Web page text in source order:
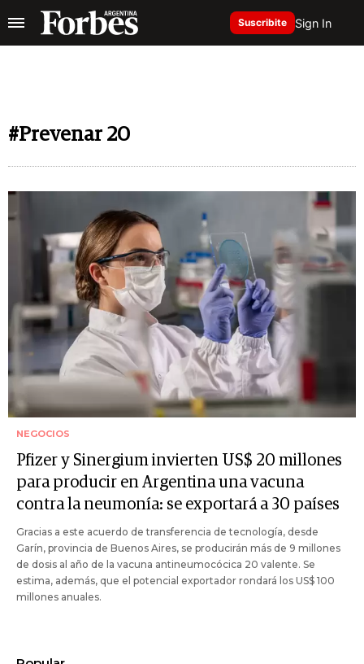
Suscribite Sign In
#Prevenar 20
NEGOCIOS
Pfizer y Sinergium invierten US$ 20 millones
para producir en Argentina una vacuna
contra la neumonía: se exportará a 30 países
Gracias a este acuerdo de transferencia de tecnología, desde
Garín, provincia de Buenos Aires, se producirán más de 9 millones
de dosis al año de la vacuna antineumocócica 20 valente. Se
estima, además, que el potencial exportador rondará los US$ 100
millones anuales.